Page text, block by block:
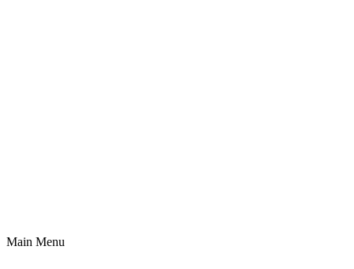
Main Menu